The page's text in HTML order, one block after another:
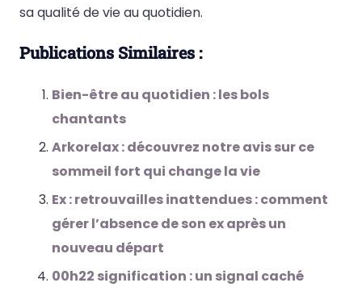
sa qualité de vie au quotidien.
Publications Similaires :
Bien-être au quotidien : les bols
chantants
Arkorelax : découvrez notre avis sur ce
sommeil fort qui change la vie
Ex : retrouvailles inattendues : comment
gérer l’absence de son ex après un
nouveau départ
00h22 signification : un signal caché